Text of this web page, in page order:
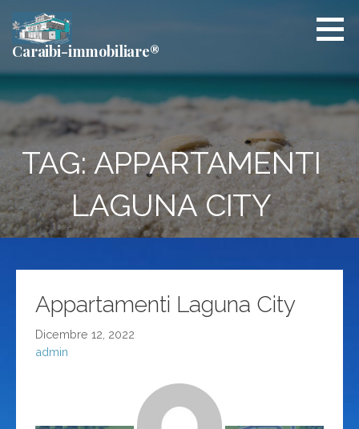
contenuto
Caraibi-immobiliare®
TAG: APPARTAMENTI
LAGUNA CITY
Appartamenti Laguna City
Dicembre 12, 2022
admin